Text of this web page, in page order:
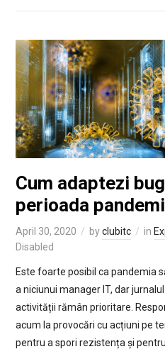
Cum adaptezi
perioada
April 30, 2020 byclubitc in
Disabled
Este foarte posibil ca pandemia
a niciunui manager IT, dar
activității rămân prioritare.
acum la provocări cu acțiuni pe
pentru a spori rezistența și